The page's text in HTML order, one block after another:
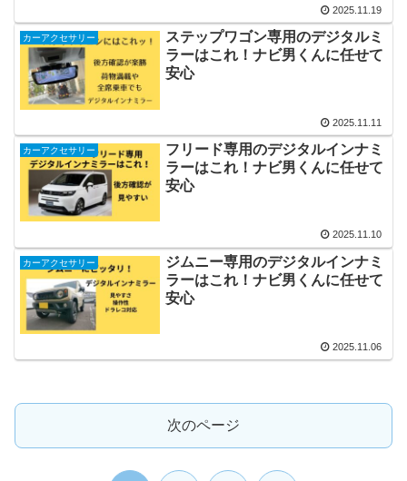
2025.11.19
カーアクセサリー
ステップワゴン専用のデジタルミ
ラーはこれ！ナビ男くんに任せて
安心
2025.11.11
カーアクセサリー
フリード専用のデジタルインナミ
ラーはこれ！ナビ男くんに任せて
安心
2025.11.10
カーアクセサリー
ジムニー専用のデジタルインナミ
ラーはこれ！ナビ男くんに任せて
安心
2025.11.06
次のページ